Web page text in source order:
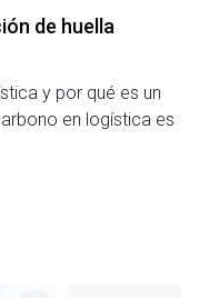
de huella
y por qué es un
en logística es